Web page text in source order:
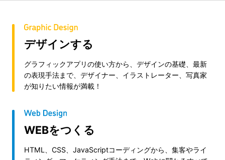
デザインする
グラフィックアプリの使い方から、デザインの基礎、最新
の表現手法まで、デザイナー、イラストレーター、写真家
が知りたい情報が満載！
WEBをつくる
HTML、CSS、JavaScriptコーディングから、集客やライ